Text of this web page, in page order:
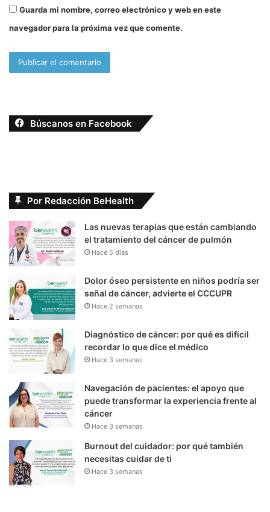
Guarda mi nombre, correo electrónico y web en este
navegador para la próxima vez que comente.
Búscanos en Facebook
Por Redacción BeHealth
Las nuevas terapias que están cambiando
el tratamiento del cáncer de pulmón
Hace 5 días
Dolor óseo persistente en niños podría ser
señal de cáncer, advierte el CCCUPR
Hace 2 semanas
Diagnóstico de cáncer: por qué es difícil
recordar lo que dice el médico
Hace 3 semanas
Navegación de pacientes: el apoyo que
puede transformar la experiencia frente al
cáncer
Hace 3 semanas
Burnout del cuidador: por qué también
necesitas cuidar de ti
Hace 3 semanas